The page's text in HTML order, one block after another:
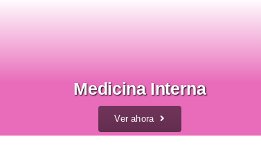
Medicina Interna
Ver ahora